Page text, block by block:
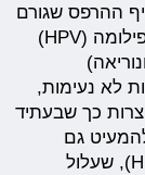
ההרפס שגורם
לפצעים פתוחים בפה ובאברי המין, נגיף הפפילומה (HPV)
לא נעימות,
כך שבעתיד
גם
בסכנה שבהידבקות בנגיף שגורם לאיידס (HIV), שעלול